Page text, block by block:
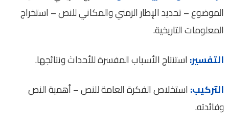
الموضوع – تحديد الإطار الزمني والمكاني للنص – استخراج
المعلومات التاريخية.
التفسير: استنتاج الأسباب المفسرة للأحداث ونتائجها.
التركيب: استخلاص الفكرة العامة للنص – أهمية النص
وفائدته.